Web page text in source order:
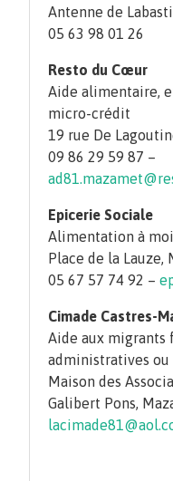
Antenne de
05 63 98 01 26
Resto du Cœur
Aide alimentaire,
micro-crédit
19 rue De
09 86 29 59 87 –
Epicerie Sociale
Alimentation à
Place de la Lauze,
05 67 57 74 92 –
Cimade Castres-
Aide aux migrants
administratives
Maison des
Galibert Pons,